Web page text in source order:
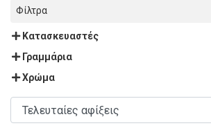
Φίλτρα
Κατασκευαστές
Γραμμάρια
Χρώμα